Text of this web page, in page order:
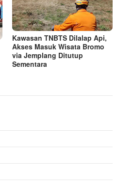
Kawasan TNBTS Dilalap Api,
Akses Masuk Wisata Bromo
via Jemplang Ditutup
Sementara